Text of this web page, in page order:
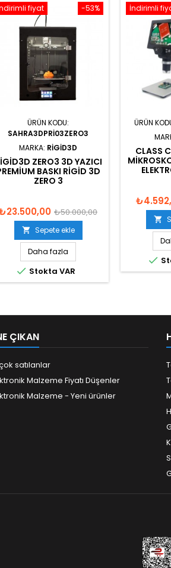
-53%
fiyat
ÜRÜN KODU:
SAHRA3DPRI03ZERO3
MARKA: RIGID3D
ZERO3 3D YAZICI
BASKI RIGID 3D
ZERO 3
₺50.000,00
 Sepete ekle
Daha fazla
 Stokta VAR
İndirimli
ÜRÜN
CLASS


ÇIKAN
satılanlar
Malzeme Fiyatı Düşenler
Malzeme - Yeni ürünler